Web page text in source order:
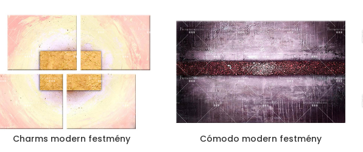
Charms modern festmény Cómodo modern festmény